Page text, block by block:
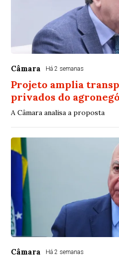
Câmara Há 2 semanas
Projeto amplia
privados do
A Câmara analisa a proposta
Câmara Há 2 semanas